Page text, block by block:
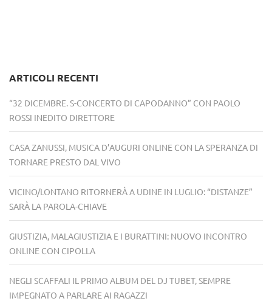
ARTICOLI RECENTI
“32 DICEMBRE. S-CONCERTO DI CAPODANNO” CON PAOLO
ROSSI INEDITO DIRETTORE
CASA ZANUSSI, MUSICA D’AUGURI ONLINE CON LA SPERANZA DI
TORNARE PRESTO DAL VIVO
VICINO/LONTANO RITORNERÀ A UDINE IN LUGLIO: “DISTANZE”
SARÀ LA PAROLA-CHIAVE
GIUSTIZIA, MALAGIUSTIZIA E I BURATTINI: NUOVO INCONTRO
ONLINE CON CIPOLLA
NEGLI SCAFFALI IL PRIMO ALBUM DEL DJ TUBET, SEMPRE
IMPEGNATO A PARLARE AI RAGAZZI